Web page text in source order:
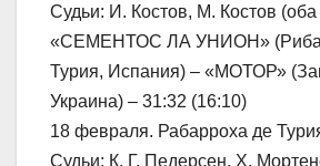
Судьи: И. Костов, М. Костов
«СЕМЕНТОС ЛА УНИОН»
Турия, Испания) – «МОТОР»
Украина) – 31:32 (16:10)
18 февраля. Рабарроха де
Судьи: К. Г. Педерсен, Х.